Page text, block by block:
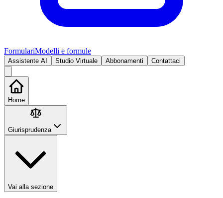
FormulariModelli e formule
Assistente AI Studio Virtuale Abbonamenti Contattaci
Home
Giurisprudenza
Vai alla sezione